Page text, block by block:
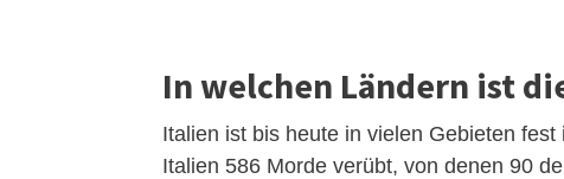
In welchen Ländern ist
Italien ist bis heute in vielen Gebieten
Italien 586 Morde verübt, von denen 90